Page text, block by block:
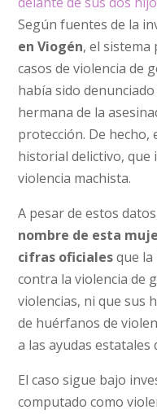
Según fuentes de la
en Viogén, el sistema
casos de violencia de
había sido
hermana de la
protección. De
historial delictivo, que
violencia machista.
A pesar de estos
nombre de esta
cifras oficialesque la
contra la violencia de
violencias, ni que sus
de huérfanos de
a las ayudas estatales
El caso sigue bajo
computado como